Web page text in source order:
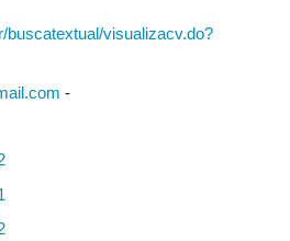
buscatextual/visualizacv.do?
-